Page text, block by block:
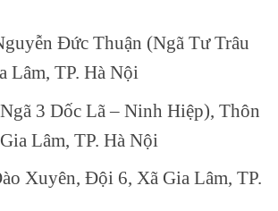
Đức Thuận (Ngã Tư Trâu
Lâm, TP. Hà Nội
3 Dốc Lã – Ninh Hiệp), Thôn
Lâm, TP. Hà Nội
Xuyên, Đội 6, Xã Gia Lâm, TP.